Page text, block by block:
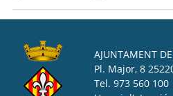
AJUNTAMENT DE
Pl. Major, 8
Tel. 973 560 100